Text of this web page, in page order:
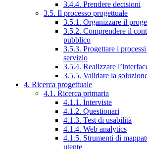
3.4.4. Prendere decisioni
3.5. Il processo progettuale
3.5.1. Organizzare il
3.5.2. Comprendere il
pubblico
3.5.3. Progettare i
servizio
3.5.4. Realizzare
3.5.5. Validare la
4. Ricerca progettuale
4.1. Ricerca primaria
4.1.1. Interviste
4.1.2. Questionari
4.1.3. Test di usabilità
4.1.4. Web analytics
4.1.5. Strumenti di
utente